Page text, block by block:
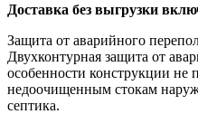
Доставка без выгрузки
Защита от аварийного
Двухконтурная защита от
особенности конструкции не
недоочищенным стокам
септика.